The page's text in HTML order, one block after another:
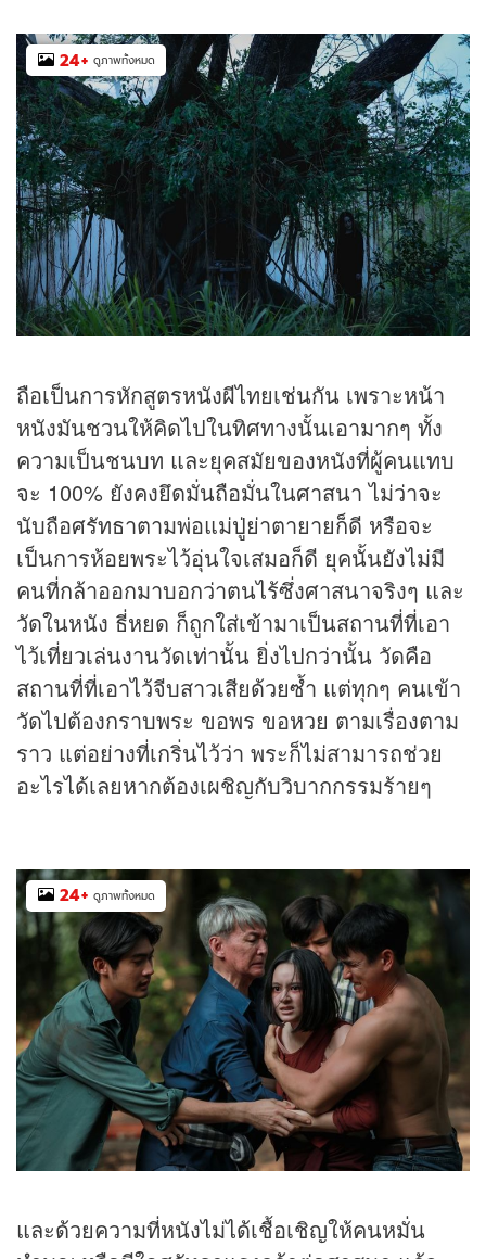
24+ ดูภาพทั้งหมด
ถือเป็นการหักสูตรหนังผีไทยเช่นกัน เพราะหน้า
หนังมันชวนให้คิดไปในทิศทางนั้นเอามากๆ ทั้ง
ความเป็นชนบท และยุคสมัยของหนังที่ผู้คนแทบ
จะ 100% ยังคงยึดมั่นถือมั่นในศาสนา ไม่ว่าจะ
นับถือศรัทธาตามพ่อแม่ปู่ย่าตายายก็ดี หรือจะ
เป็นการห้อยพระไว้อุ่นใจเสมอก็ดี ยุคนั้นยังไม่มี
คนที่กล้าออกมาบอกว่าตนไร้ซึ่งศาสนาจริงๆ และ
วัดในหนัง ธี่หยด ก็ถูกใส่เข้ามาเป็นสถานที่ที่เอา
ไว้เที่ยวเล่นงานวัดเท่านั้น ยิ่งไปกว่านั้น วัดคือ
สถานที่ที่เอาไว้จีบสาวเสียด้วยซ้ำ แต่ทุกๆ คนเข้า
วัดไปต้องกราบพระ ขอพร ขอหวย ตามเรื่องตาม
ราว แต่อย่างที่เกริ่นไว้ว่า พระก็ไม่สามารถช่วย
อะไรได้เลยหากต้องเผชิญกับวิบากกรรมร้ายๆ
24+ ดูภาพทั้งหมด
และด้วยความที่หนังไม่ได้เชื้อเชิญให้คนหมั่น